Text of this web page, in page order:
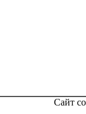
Сайт